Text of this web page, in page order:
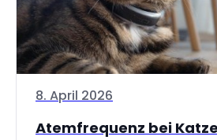
8. April 2026
Atemfrequenz bei